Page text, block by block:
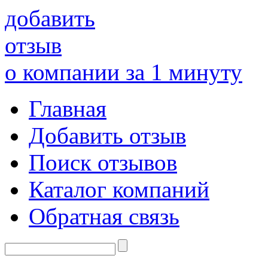
добавить
отзыв
о компании за 1 минуту
Главная
Добавить отзыв
Поиск отзывов
Каталог компаний
Обратная связь